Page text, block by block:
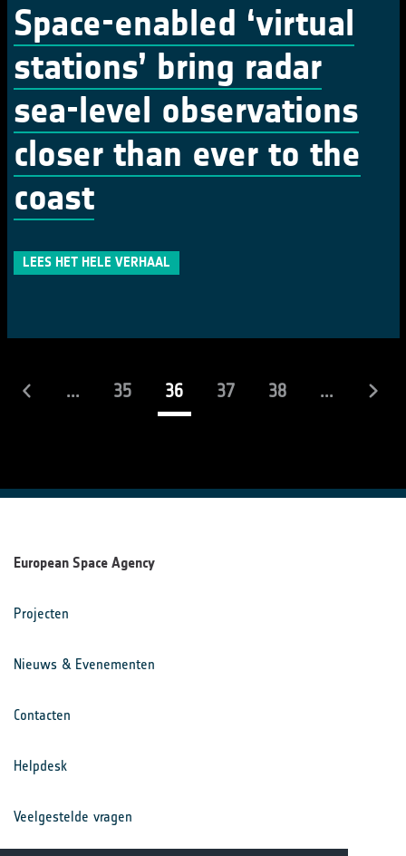
Space-enabled ‘virtual
stations’ bring radar
sea-level observations
closer than ever to the
coast
LEES HET HELE VERHAAL
... 35 36(actueel)
37 38 ...
European Space Agency
Projecten
Nieuws & Evenementen
Contacten
Helpdesk
Veelgestelde vragen